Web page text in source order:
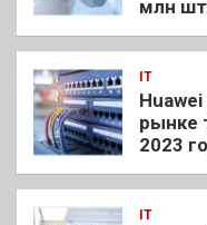
млн
IT
рынке
2023
IT